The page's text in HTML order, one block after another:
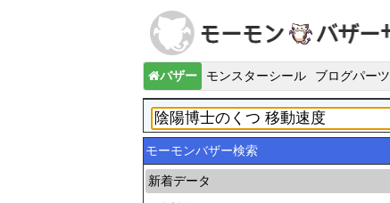
バザー モンスターシール ブログパーツ
モーモンバザー検索
新着データ